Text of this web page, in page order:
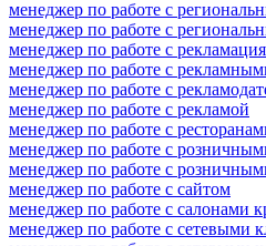
менеджер по работе с
менеджер по работе с
менеджер по работе с
менеджер по работе с
менеджер по работе с
менеджер по работе с рекламой
менеджер по работе с
менеджер по работе с
менеджер по работе с
менеджер по работе с сайтом
менеджер по работе с салонами
менеджер по работе с сетевыми